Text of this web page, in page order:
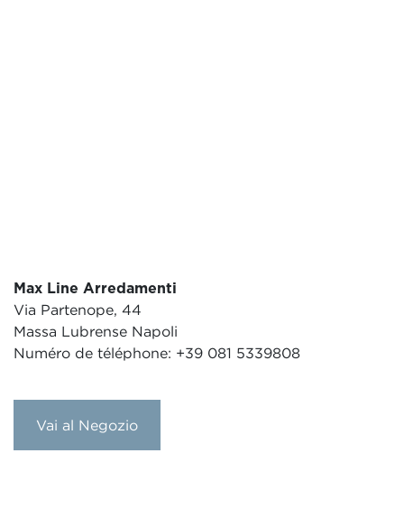
Max Line Arredamenti
Via Partenope, 44
Massa Lubrense Napoli
Numéro de téléphone: +39 081 5339808
Vai al Negozio